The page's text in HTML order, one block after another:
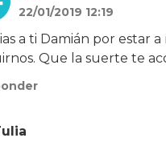
22/01/2019 12:19
a ti Damián por estar
Que la suerte te